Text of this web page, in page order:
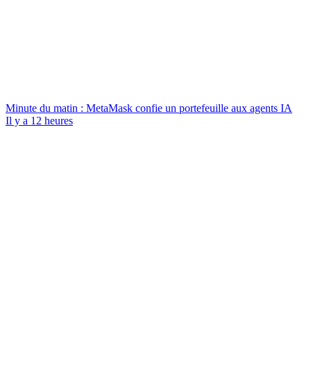
Minute du matin : MetaMask confie un portefeuille aux agents IA
Il y a 12 heures